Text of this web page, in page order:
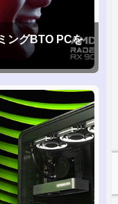
ングBTO PCを